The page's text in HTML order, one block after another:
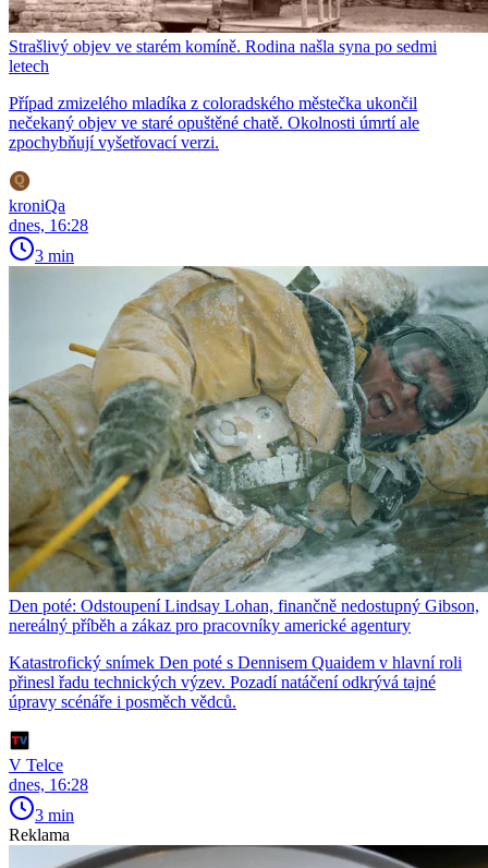
Strašlivý objev ve starém komíně. Rodina našla syna po sedmi
letech
Případ zmizelého mladíka z coloradského městečka ukončil
nečekaný objev ve staré opuštěné chatě. Okolnosti úmrtí ale
zpochybňují vyšetřovací verzi.
kroniQa
dnes, 16:28
3 min
Den poté: Odstoupení Lindsay Lohan, finančně nedostupný Gibson,
nereálný příběh a zákaz pro pracovníky americké agentury
Katastrofický snímek Den poté s Dennisem Quaidem v hlavní roli
přinesl řadu technických výzev. Pozadí natáčení odkrývá tajné
úpravy scénáře i posměch vědců.
V Telce
dnes, 16:28
3 min
Reklama